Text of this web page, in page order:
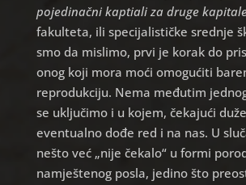
pojedinačni kaptiali za druge
fakulteta, ili specijalističke srednje
smo da mislimo, prvi je korak do
onog koji mora moći omogućiti
reprodukciju. Nema međutim
se uključimo i u kojem, čekajući
eventualno dođe red i na nas. U
nešto već „nije čekalo“ u formi
namještenog posla, jedino što